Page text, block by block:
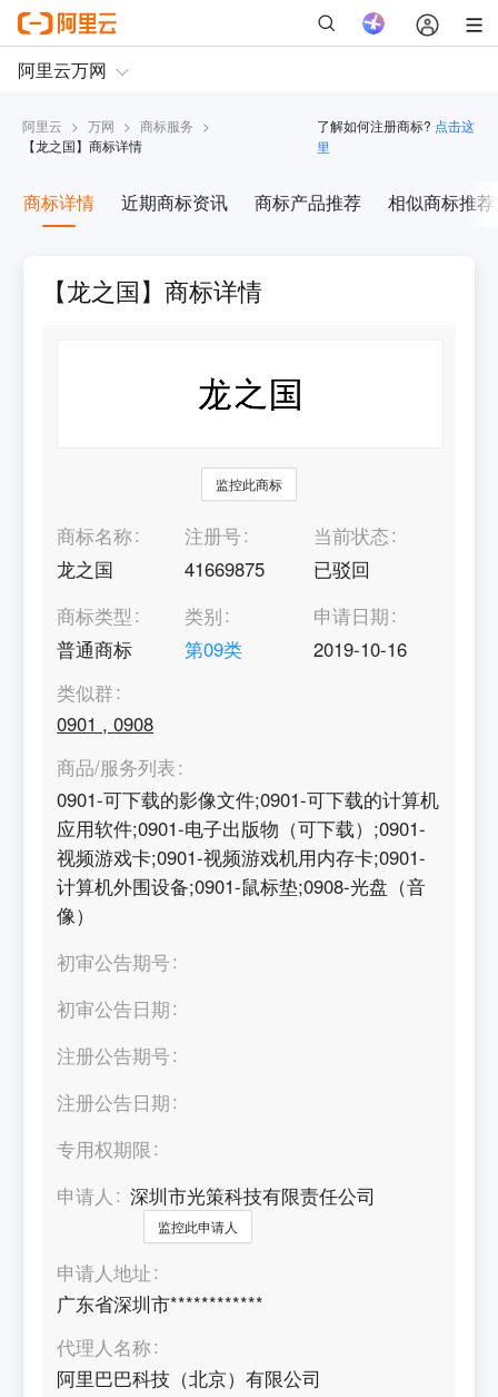
阿里云 > 万网 > 商标服务 >
【龙之国】商标详情
了解如何注册商标? 点击这
里
商标详情 近期商标资讯 商标产品推荐 相似商标推荐
【龙之国】商标详情
监控此商标
商标名称
龙之国
注册号
41669875
当前状态
已驳回
商标类型
普通商标
类别
第09类
申请日期
2019-10-16
类似群
0901 ,0908
商品/服务列表
0901-可下载的影像文件;0901-可下载的计算机
应用软件;0901-电子出版物（可下载）;0901-
视频游戏卡;0901-视频游戏机用内存卡;0901-
计算机外围设备;0901-鼠标垫;0908-光盘（音
像）
初审公告期号
初审公告日期
注册公告期号
注册公告日期
专用权期限
申请人
深圳市光策科技有限责任公司
监控此申请人
申请人地址
广东省深圳市************
代理人名称
阿里巴巴科技（北京）有限公司